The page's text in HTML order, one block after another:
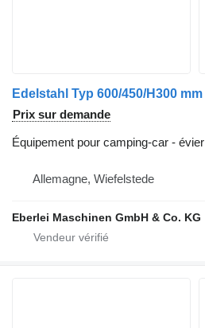
Edelstahl Typ 600/450/H300 mm
Prix sur demande
Équipement pour camping-car - évier
Allemagne, Wiefelstede
Eberlei Maschinen GmbH & Co. KG